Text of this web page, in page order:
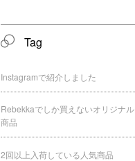
Tag
Instagramで紹介しました
Rebekkaでしか買えないオリジナル
商品
2回以上入荷している人気商品